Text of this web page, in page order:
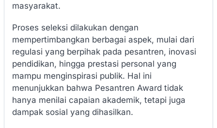
masyarakat.
Proses seleksi dilakukan dengan
mempertimbangkan berbagai aspek, mulai dari
regulasi yang berpihak pada pesantren, inovasi
pendidikan, hingga prestasi personal yang
mampu menginspirasi publik. Hal ini
menunjukkan bahwa Pesantren Award tidak
hanya menilai capaian akademik, tetapi juga
dampak sosial yang dihasilkan.